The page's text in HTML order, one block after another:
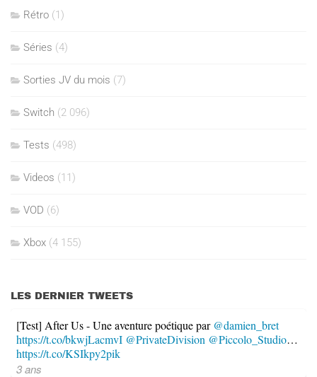
Rétro (1)
Séries (4)
Sorties JV du mois (7)
Switch (2 096)
Tests (498)
Videos (11)
VOD (6)
Xbox (4 155)
LES DERNIER TWEETS
[Test] After Us - Une aventure poétique par @damien_bret
https://t.co/bkwjLacmvI @PrivateDivision @Piccolo_Studio…
https://t.co/KSIkpy2pik
3 ans